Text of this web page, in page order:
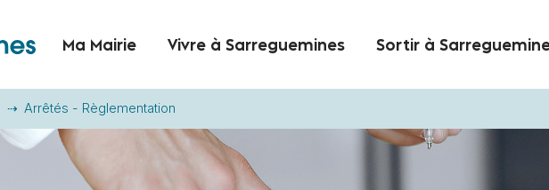
Ma Mairie Vivre à Sarreguemines Sortir à
Arrêtés - Règlementation